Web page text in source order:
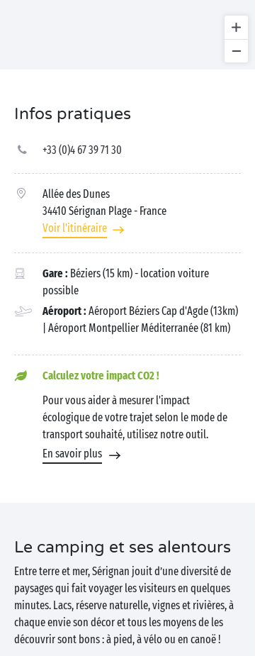
Infos pratiques
+33 (0)4 67 39 71 30
Allée des Dunes
34410 Sérignan Plage- France
Voir l'itinéraire
Gare : Béziers (15 km) - location voiture
possible
Aéroport : Aéroport Béziers Cap d'Agde (13km)
| Aéroport Montpellier Méditerranée (81 km)
Calculez votre impact CO2 !
Pour vous aider à mesurer l'impact
écologique de votre trajet selon le mode de
transport souhaité, utilisez notre outil.
En savoir plus
Le camping et ses alentours
Entre terre et mer, Sérignan jouit d’une diversité de
paysages qui fait voyager les visiteurs en quelques
minutes. Lacs, réserve naturelle, vignes et rivières, à
chaque envie son décor et tous les moyens de les
découvrir sont bons : à pied, à vélo ou en canoë !